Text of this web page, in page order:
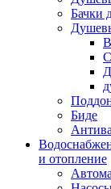
Бачки
Биде
и отопление